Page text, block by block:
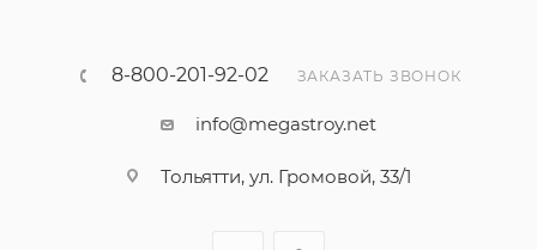
8-800-201-92-02 ЗАКАЗАТЬ ЗВОНОК
info@megastroy.net
Тольятти, ул. Громовой, 33/1